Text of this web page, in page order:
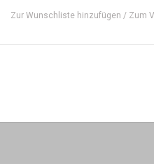
Feuchtigkeitsquelle, die den
Zur Wunschliste hinzufügen / Zum